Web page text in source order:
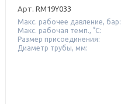
Арт. RM19Y033
Макс. рабочее давление, бар:
Макс. рабочая темп., °С:
Размер присоединения:
Диаметр трубы, мм: